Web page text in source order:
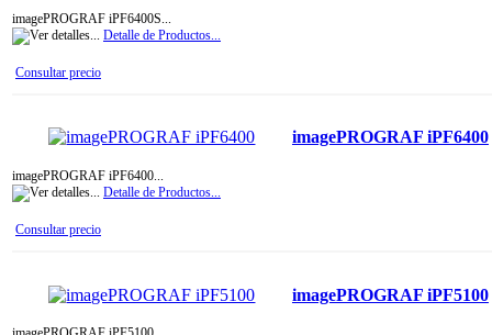
imagePROGRAF iPF6400S...
Detalle de Productos...
Consultar precio
imagePROGRAF iPF6400
imagePROGRAF iPF6400...
Detalle de Productos...
Consultar precio
imagePROGRAF iPF5100